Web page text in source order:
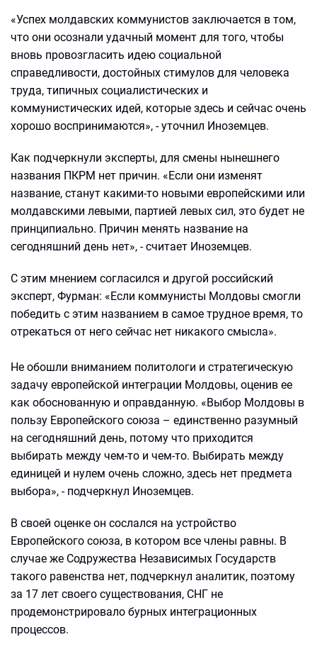
«Успех молдавских коммунистов заключается в том,
что они осознали удачный момент для того, чтобы
вновь провозгласить идею социальной
справедливости, достойных стимулов для человека
труда, типичных социалистических и
коммунистических идей, которые здесь и сейчас очень
хорошо воспринимаются», - уточнил Иноземцев.
Как подчеркнули эксперты, для смены нынешнего
названия ПКРМ нет причин. «Если они изменят
название, станут какими-то новыми европейскими или
молдавскими левыми, партией левых сил, это будет не
принципиально. Причин менять название на
сегодняшний день нет», - считает Иноземцев.
С этим мнением согласился и другой российский
эксперт, Фурман: «Если коммунисты Молдовы смогли
победить с этим названием в самое трудное время, то
отрекаться от него сейчас нет никакого смысла».
Не обошли вниманием политологи и стратегическую
задачу европейской интеграции Молдовы, оценив ее
как обоснованную и оправданную. «Выбор Молдовы в
пользу Европейского союза – единственно разумный
на сегодняшний день, потому что приходится
выбирать между чем-то и чем-то. Выбирать между
единицей и нулем очень сложно, здесь нет предмета
выбора», - подчеркнул Иноземцев.
В своей оценке он сослался на устройство
Европейского союза, в котором все члены равны. В
случае же Содружества Независимых Государств
такого равенства нет, подчеркнул аналитик, поэтому
за 17 лет своего существования, СНГ не
продемонстрировало бурных интеграционных
процессов.